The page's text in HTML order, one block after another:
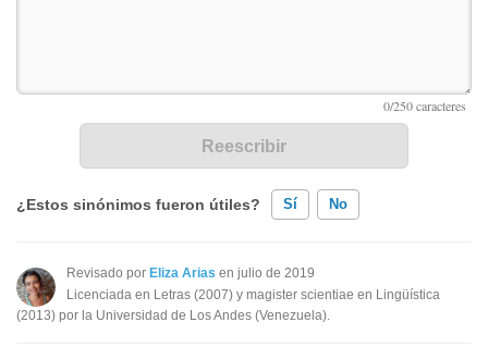
¿Estos sinónimos fueron útiles? Sí No
Existen sinónimos incorrectos
Ninguno de los sinónimos presentados me ayudó
Revisado por Eliza Arias en julio de 2019
Licenciada en Letras (2007) y magister scientiae en Lingüística
(2013) por la Universidad de Los Andes (Venezuela).